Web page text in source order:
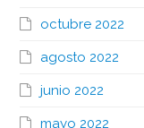
octubre 2022
agosto 2022
junio 2022
mayo 2022